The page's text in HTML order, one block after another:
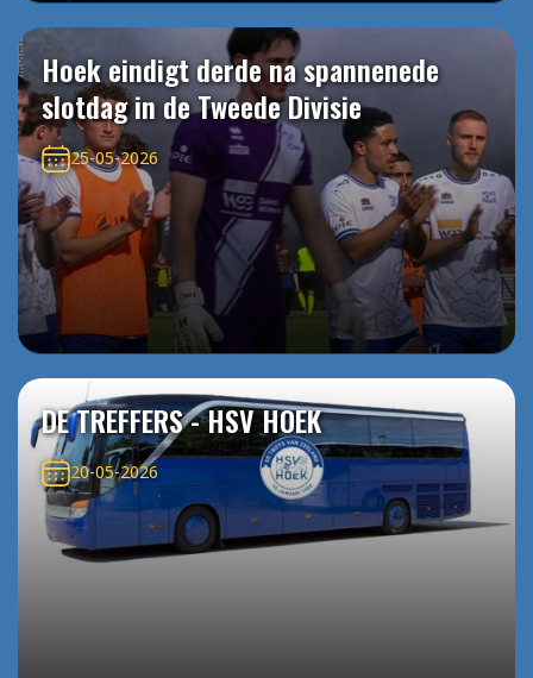
Hoek eindigt derde na spannenede
slotdag in de Tweede Divisie
25-05-2026
DE TREFFERS - HSV HOEK
20-05-2026